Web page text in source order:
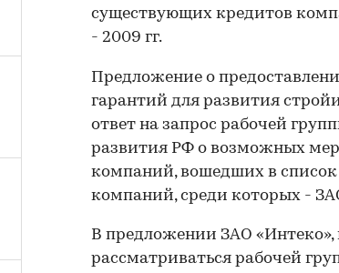
существующих кредитов
- 2009 гг.
Предложение о
гарантий для развития
ответ на запрос рабочей
развития РФ о возможных
компаний, вошедших в
компаний, среди которых -
В предложении ЗАО «Интеко»,
рассматриваться рабочей